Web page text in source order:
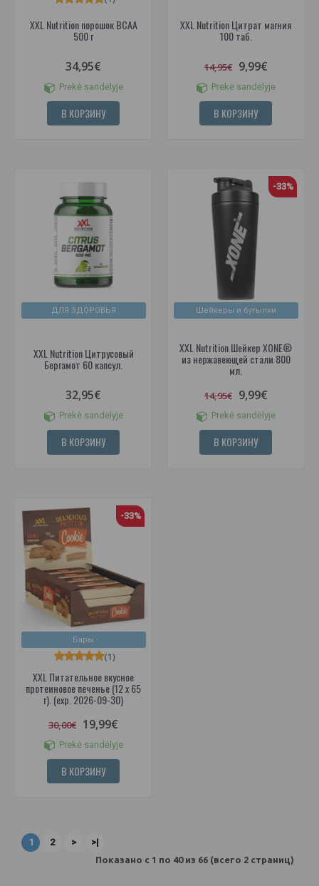
XXL Nutrition порошок BCAA
500 г
34,95€
Prekė sandėlyje
В КОРЗИНУ
XXL Nutrition Цитрат магния
100 таб.
14,95€ 9,99€
Prekė sandėlyje
В КОРЗИНУ
ДЛЯ ЗДОРОВЬЯ
XXL Nutrition Цитрусовый
Бергамот 60 капсул.
32,95€
Prekė sandėlyje
В КОРЗИНУ
Шейкеры и бутылки
-33%
XXL Nutrition Шейкер XONE®
из нержавеющей стали 800
мл.
14,95€ 9,99€
Prekė sandėlyje
В КОРЗИНУ
Бары
-33%
XXL Питательное вкусное
протеиновое печенье (12 x 65
г). (exp. 2026-09-30)
(1)
30,00€ 19,99€
Prekė sandėlyje
В КОРЗИНУ
1 2 > >|
Показано с 1 по 40 из 66 (всего 2 страниц)